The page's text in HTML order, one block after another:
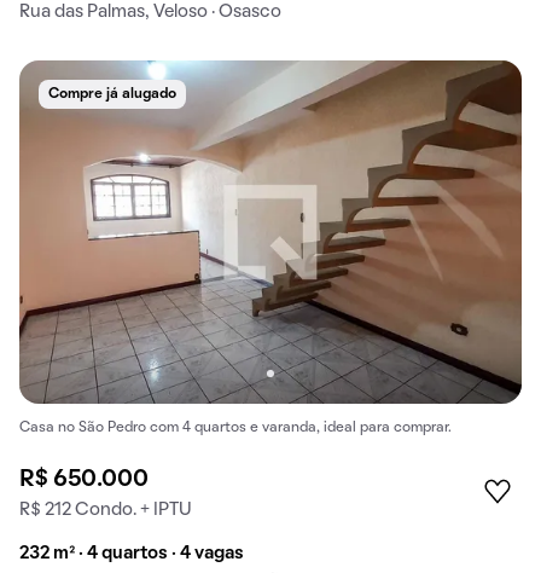
Rua das Palmas, Veloso · Osasco
Compre já alugado
Casa no São Pedro com 4 quartos e varanda, ideal para comprar.
R$ 650.000
R$ 212 Condo. + IPTU
232 m² · 4 quartos · 4 vagas